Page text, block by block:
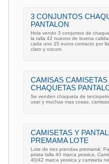
3 CONJUNTOS
PANTALON
Hola vendo 3 conjuntos de
la talla 42 nuevos de buena
cada uno 25 euros contacto por
claro y oscuro
CAMISAS CAMISETAS
CHAQUETAS
Se venden chaqueta de
usar y muchas mas cosas,
CAMISETAS Y
PREMAMA LOTE
Lote de tres prendas premamá:
pirata talla 40 marca yessica.
40/42 marca yessica y camiseta